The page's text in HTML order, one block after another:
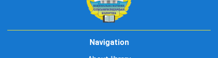
Navigation